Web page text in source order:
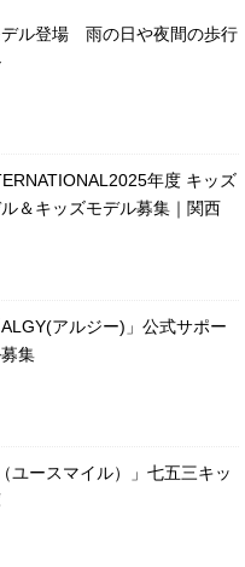
デル登場 雨の日や夜間の歩行
年度 キッズ
＆キッズモデル募集｜関西
アルジー)」公式サポー
集
ユースマイル）」七五三キッ